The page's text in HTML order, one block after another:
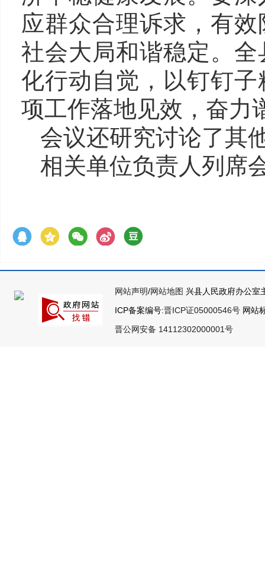
应群众合理诉求，有
社会大局和谐稳定。
化行动自觉，以钉钉
项工作落地见效，奋力
会议还研究讨论了其
相关单位负责人列席
网站声明/网站地图 兴县人民政府办公室
ICP备案编号:晋ICP证05000546号 网站
晋公网安备 14112302000001号